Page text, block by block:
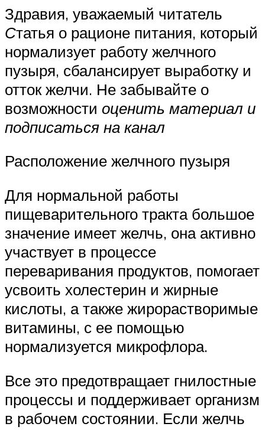
Здравия, уважаемый читатель
Статья о рационе питания, который
нормализует работу желчного
пузыря, сбалансирует выработку и
отток желчи. Не забывайте о
возможности оценить материал и
подписаться на канал
Расположение желчного пузыря
Для нормальной работы
пищеварительного тракта большое
значение имеет желчь, она активно
участвует в процессе
переваривания продуктов, помогает
усвоить холестерин и жирные
кислоты, а также жирорастворимые
витамины, с ее помощью
нормализуется микрофлора.
Все это предотвращает гнилостные
процессы и поддерживает организм
в рабочем состоянии. Если желчь